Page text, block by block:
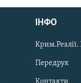
ІНФО
Крим.Реалії.
Передрук
Контакти